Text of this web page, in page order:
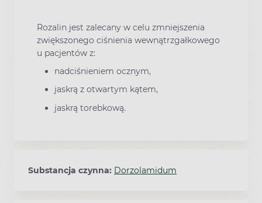
Rozalin jest zalecany w celu zmniejszenia
zwiększonego ciśnienia wewnątrzgałkowego
u pacjentów z:
nadciśnieniem ocznym,
jaskrą z otwartym kątem,
jaskrą torebkową.
Substancja czynna: Dorzolamidum